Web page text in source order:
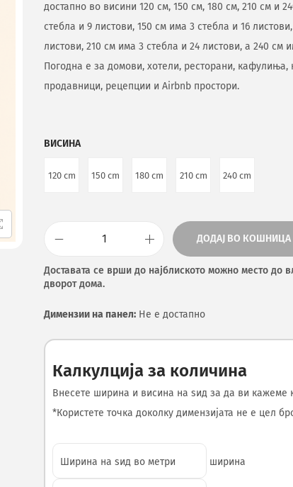
достапно во висини 120 см, 150 см, 180 см, 210 см и
стебла и 9 листови, 150 см има 3 стебла и 16
листови, 210 см има 3 стебла и 24 листови, а 240 см
Погодна е за домови, хотели, ресторани, кафулиња,
продавници, рецепции и Airbnb простори.
ВИСИНА
120 cm 150 cm 180 cm 210 cm 240 cm
ДОДАЈ ВО КОШНИЦА
Доставата се врши до најблиското можно место до
дворот дома.
Димензии на панел: Не е достапно
Калкулција за количина
Внесете ширина и висина на ѕид за да ви кажеме
*Користете точка доколку димензијата не е цел
ширина